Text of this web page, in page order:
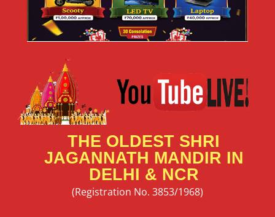
THE OLDEST SHRI
JAGANNATH MANDIR IN
DELHI & NCR
(Registration No. 3853/1968)